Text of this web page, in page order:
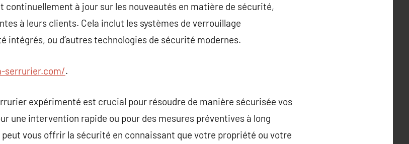
continuellement à jour sur les nouveautés en matière de sécurité,
à leurs clients. Cela inclut les systèmes de verrouillage
intégrés, ou d’autres technologies de sécurité modernes.
.
expérimenté est crucial pour résoudre de manière sécurisée vos
une intervention rapide ou pour des mesures préventives à long
vous offrir la sécurité en connaissant que votre propriété ou votre